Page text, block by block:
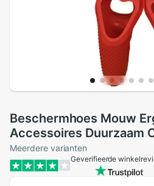
Beschermhoes Mouw
Accessoires Duurzaam
Guard Cover Praktische
Oculus Quest Rift S
Meerdere varianten
Geverifieerde